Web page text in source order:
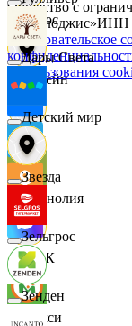
Логос
Лорейн
Луч
Магнолия
МАК
Макси
Дары Света
Детский мир
Звезда
Зельгрос
Зенден
Общество с
Технолоджис»ИНН
Пользовательское
использования